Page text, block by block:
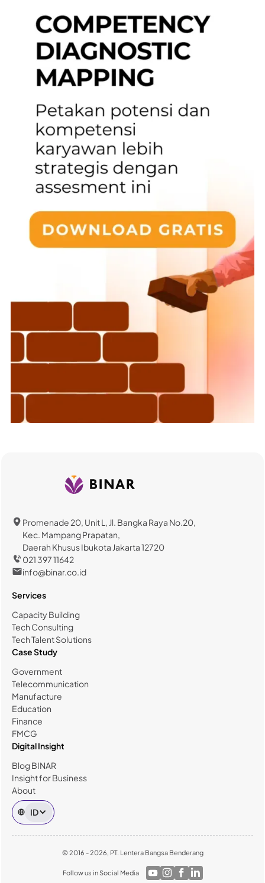
Promenade 20, Unit L, Jl. Bangka Raya No.20,
Kec. Mampang Prapatan,
Daerah Khusus Ibukota Jakarta 12720
021 397 11642
info@binar.co.id
Services
Capacity Building
Tech Consulting
Tech Talent Solutions
Case Study
Government
Telecommunication
Manufacture
Education
Finance
FMCG
Digital Insight
Blog BINAR
Insight for Business
About
ID
© 2016 - 2026, PT. Lentera Bangsa Benderang
Follow us in Social Media